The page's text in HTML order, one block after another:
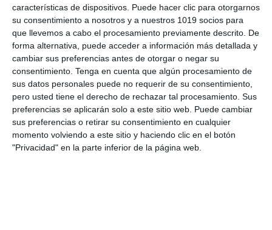
características de dispositivos. Puede hacer clic para otorgarnos
su consentimiento a nosotros y a nuestros 1019 socios para
que llevemos a cabo el procesamiento previamente descrito. De
forma alternativa, puede acceder a información más detallada y
cambiar sus preferencias antes de otorgar o negar su
consentimiento. Tenga en cuenta que algún procesamiento de
sus datos personales puede no requerir de su consentimiento,
pero usted tiene el derecho de rechazar tal procesamiento. Sus
preferencias se aplicarán solo a este sitio web. Puede cambiar
sus preferencias o retirar su consentimiento en cualquier
momento volviendo a este sitio y haciendo clic en el botón
"Privacidad" en la parte inferior de la página web.
objetos sencillos.
Cómo utilizar este material
Este recurso puede utilizarse como trabajo por
láminas en clase o como parte del cuaderno del
alumno durante la tercera evaluación. También
es útil como parte del portafolio visual o como
tareas específicas para reforzar la comprensión
del color, el volumen y la representación del